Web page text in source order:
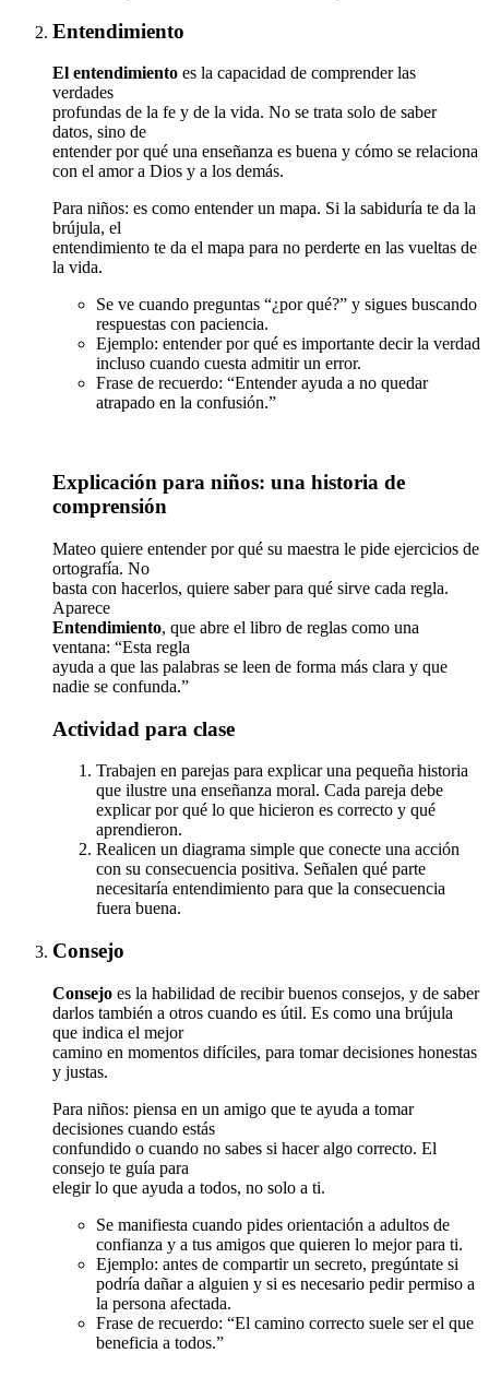
Entendimiento
El entendimiento es la capacidad de comprender las
verdades
profundas de la fe y de la vida. No se trata solo de saber
datos, sino de
entender por qué una enseñanza es buena y cómo se relaciona
con el amor a Dios y a los demás.
Para niños: es como entender un mapa. Si la sabiduría te da la
brújula, el
entendimiento te da el mapa para no perderte en las vueltas de
la vida.
Se ve cuando preguntas “¿por qué?” y sigues buscando
respuestas con paciencia.
Ejemplo: entender por qué es importante decir la verdad
incluso cuando cuesta admitir un error.
Frase de recuerdo: “Entender ayuda a no quedar
atrapado en la confusión.”
Explicación para niños: una historia de
comprensión
Mateo quiere entender por qué su maestra le pide ejercicios de
ortografía. No
basta con hacerlos, quiere saber para qué sirve cada regla.
Aparece
Entendimiento, que abre el libro de reglas como una
ventana: “Esta regla
ayuda a que las palabras se leen de forma más clara y que
nadie se confunda.”
Actividad para clase
Trabajen en parejas para explicar una pequeña historia
que ilustre una enseñanza moral. Cada pareja debe
explicar por qué lo que hicieron es correcto y qué
aprendieron.
Realicen un diagrama simple que conecte una acción
con su consecuencia positiva. Señalen qué parte
necesitaría entendimiento para que la consecuencia
fuera buena.
Consejo
Consejo es la habilidad de recibir buenos consejos, y de saber
darlos también a otros cuando es útil. Es como una brújula
que indica el mejor
camino en momentos difíciles, para tomar decisiones honestas
y justas.
Para niños: piensa en un amigo que te ayuda a tomar
decisiones cuando estás
confundido o cuando no sabes si hacer algo correcto. El
consejo te guía para
elegir lo que ayuda a todos, no solo a ti.
Se manifiesta cuando pides orientación a adultos de
confianza y a tus amigos que quieren lo mejor para ti.
Ejemplo: antes de compartir un secreto, pregúntate si
podría dañar a alguien y si es necesario pedir permiso a
la persona afectada.
Frase de recuerdo: “El camino correcto suele ser el que
beneficia a todos.”